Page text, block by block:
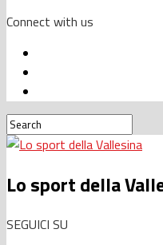
Connect with us
Lo sport della
SEGUICI SU